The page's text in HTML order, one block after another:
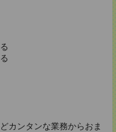
カンタンな業務からおま